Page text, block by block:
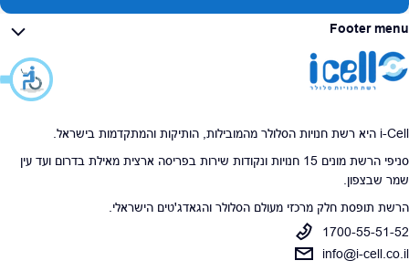
Footer menu
i-Cell היא רשת חנויות הסלולר מהמובילות, הותיקות והמתקדמות בישראל.
סניפי הרשת מונים 15 חנויות ונקודות שירות בפריסה ארצית מאילת בדרום ועד עין
שמר שבצפון.
הרשת תופסת חלק מרכזי מעולם הסלולר והגאדג'טים הישראלי.
1700-55-51-52
info@i-cell.co.il